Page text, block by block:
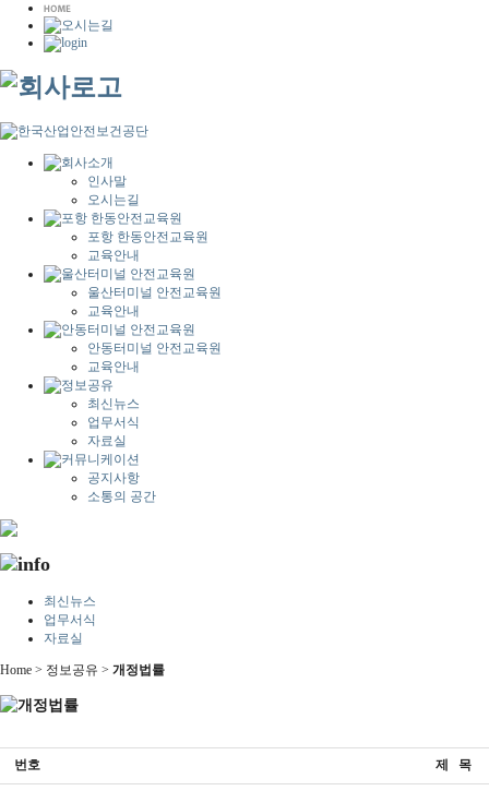
인사말
오시는길
포항 한동안전교육원
교육안내
울산터미널 안전교육원
교육안내
안동터미널 안전교육원
교육안내
최신뉴스
업무서식
자료실
공지사항
소통의 공간
최신뉴스
업무서식
자료실
Home > 정보공유 > 개정법률
번호 제 목